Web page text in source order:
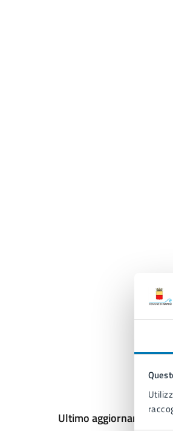
Ultimo aggiornamento: